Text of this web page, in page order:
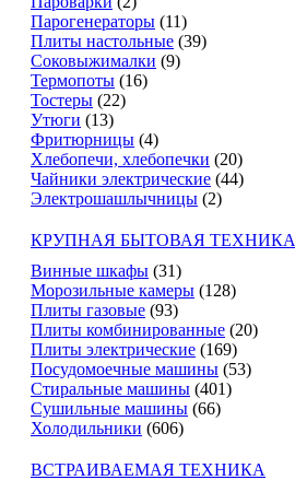
Парогенераторы (11)
Плиты настольные (39)
Соковыжималки (9)
Термопоты (16)
Тостеры (22)
Утюги (13)
Фритюрницы (4)
Хлебопечи, хлебопечки (20)
Чайники электрические (44)
Электрошашлычницы (2)
КРУПНАЯ БЫТОВАЯ ТЕХНИКА
Винные шкафы (31)
Морозильные камеры (128)
Плиты газовые (93)
Плиты комбинированные (20)
Плиты электрические (169)
Посудомоечные машины (53)
Стиральные машины (401)
Сушильные машины (66)
Холодильники (606)
ВСТРАИВАЕМАЯ ТЕХНИКА